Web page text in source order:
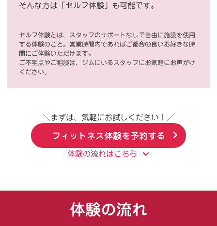
そんな方は「セルフ体験」も可能です。
セルフ体験とは、スタッフのサポートなしで自由に施設を使用
する体験のこと。営業時間内であればご都合の良いお好きな時
間にご体験いただけます。
ご不明点やご相談は、ジムにいるスタッフにお気軽にお声がけ
ください。
＼まずは、気軽にお試しください！／
フィットネス体験を予約する
体験の流れはこちら
体験の流れ